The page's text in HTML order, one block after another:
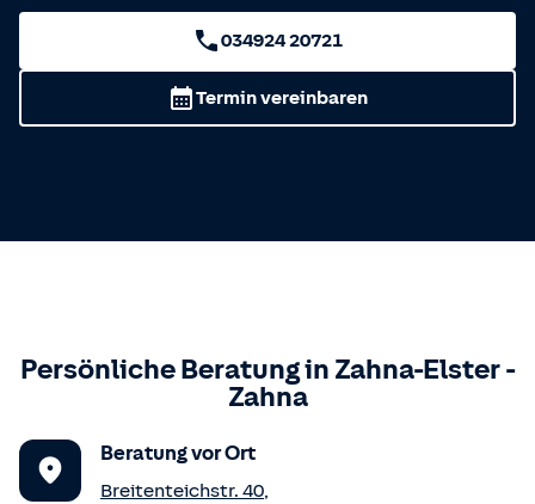
034924 20721
Termin vereinbaren
Persönliche Beratung in Zahna-Elster -
Zahna
Beratung vor Ort
Breitenteichstr. 40,